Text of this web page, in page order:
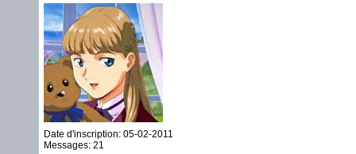
Date d'inscription: 05-02-2011
Messages: 21